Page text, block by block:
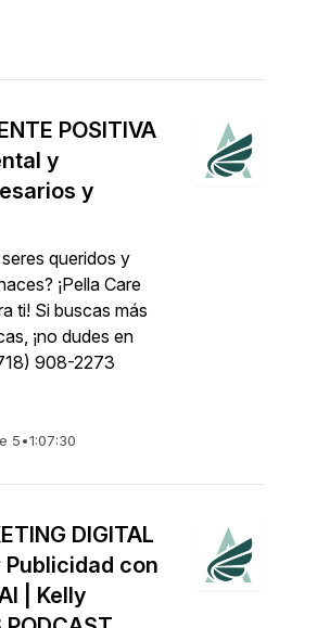
POSITIVA
y
y
queridos y
¡Pella Care
ti! Si buscas más
¡no dudes en
908-2273
5•1:07:30
DIGITAL
con
| Kelly